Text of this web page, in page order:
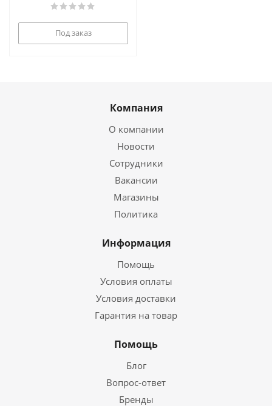
Под заказ
Компания
О компании
Новости
Сотрудники
Вакансии
Магазины
Политика
Информация
Помощь
Условия оплаты
Условия доставки
Гарантия на товар
Помощь
Блог
Вопрос-ответ
Бренды